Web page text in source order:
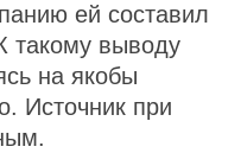
ей составил
такому выводу
на якобы
Источник при